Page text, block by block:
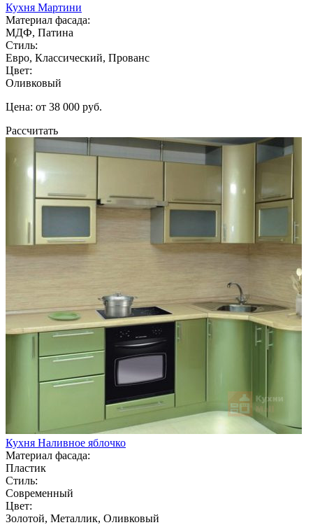
Кухня Мартини
Материал фасада:
МДФ, Патина
Стиль:
Евро, Классический, Прованс
Цвет:
Оливковый
Цена: от 38 000 руб.
Рассчитать
Кухня Наливное яблочко
Материал фасада:
Пластик
Стиль:
Современный
Цвет:
Золотой, Металлик, Оливковый